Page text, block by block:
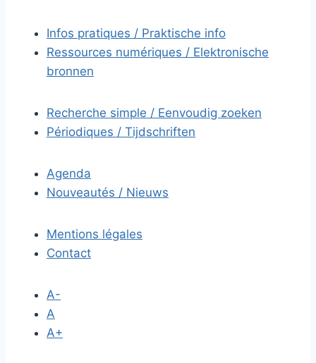
Infos pratiques / Praktische info
Ressources numériques / Elektronische
bronnen
Recherche simple / Eenvoudig zoeken
Périodiques / Tijdschriften
Agenda
Nouveautés / Nieuws
Mentions légales
Contact
A-
A
A+